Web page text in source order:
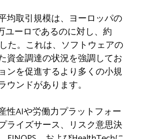
均取引規模は、ヨーロッパの
ユーロであるのに対し、約
た。これは、ソフトウェアの
資金調達の状況を強調してお
ンを促進するより多くの小規
ンドがあります。
性AIや労働力プラットフォー
ライズサース、リスク意思決